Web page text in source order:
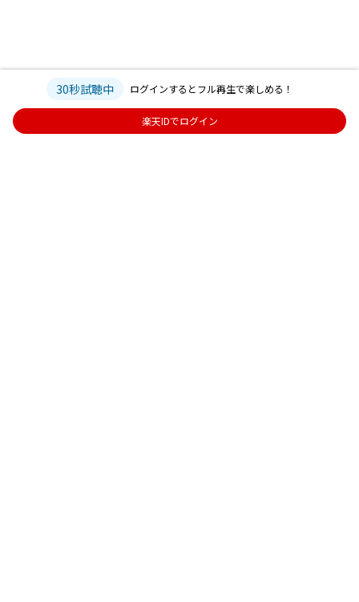
30秒試聴中 ログインするとフル再生で楽しめる！
楽天IDでログイン